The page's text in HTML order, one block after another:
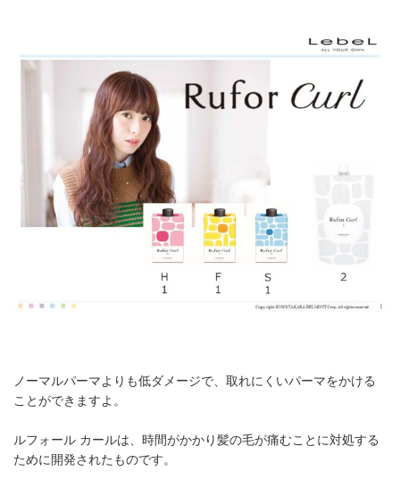
ノーマルパーマよりも低ダメージで、取れにくいパーマをかける
ことができますよ。
ルフォール カールは、時間がかかり髪の毛が痛むことに対処する
ために開発されたものです。